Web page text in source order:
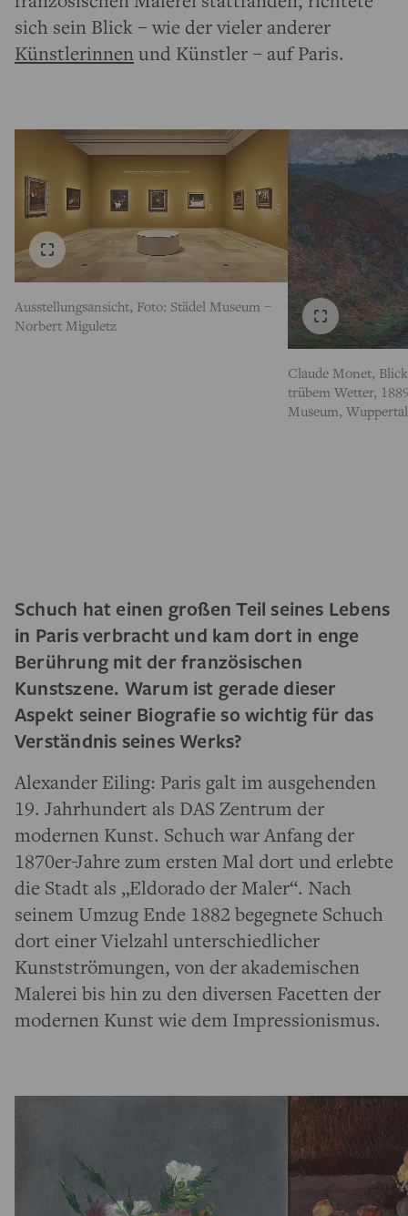
sich sein Blick – wie der vieler anderer
Künstlerinnenund Künstler – auf Paris.
Ausstellungsansicht, Foto: Städel Museum –
Norbert Miguletz
Claude Monet,
trübem Wetter,
Museum,
Schuch hat einen großen Teil seines Lebens
in Paris verbracht und kam dort in enge
Berührung mit der französischen
Kunstszene. Warum ist gerade dieser
Aspekt seiner Biografie so wichtig für das
Verständnis seines Werks?
Alexander Eiling: Paris galt im ausgehenden
19. Jahrhundert als DAS Zentrum der
modernen Kunst. Schuch war Anfang der
1870er-Jahre zum ersten Mal dort und erlebte
die Stadt als „Eldorado der Maler“. Nach
seinem Umzug Ende 1882 begegnete Schuch
dort einer Vielzahl unterschiedlicher
Kunstströmungen, von der akademischen
Malerei bis hin zu den diversen Facetten der
modernen Kunst wie dem Impressionismus.